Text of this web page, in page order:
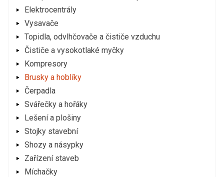
Elektrocentrály
Vysavače
Topidla, odvlhčovače a čističe vzduchu
Čističe a vysokotlaké myčky
Kompresory
Brusky a hoblíky
Čerpadla
Svářečky a hořáky
Lešení a plošiny
Stojky stavební
Shozy a násypky
Zařízení staveb
Míchačky